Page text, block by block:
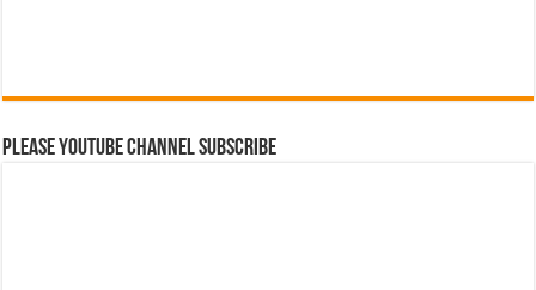
Please Youtube Channel Subscribe